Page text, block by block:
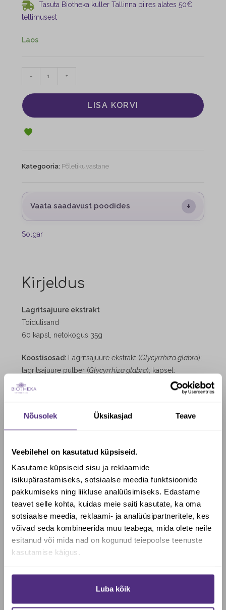
Nõusolek Üksikasjad Teave
Veebilehel on kasutatud küpsiseid.
Kasutame küpsiseid sisu ja reklaamide
isikupärastamiseks, sotsiaalse meedia funktsioonide
pakkumiseks ning liikluse analüüsimiseks. Edastame
teavet selle kohta, kuidas meie saiti kasutate, ka oma
sotsiaalse meedia, reklaami- ja analüüsipartneritele, kes
võivad seda kombineerida muu teabega, mida olete neile
esitanud või mida nad on kogunud teiepoolse teenuste
kasutamise käigus.
Luba kõik
Tasuta Biotheka kuller Tallinna piires alates 50€
tellimusest
Laos
- +
LISA KORVI
Kategooria: Põletikuvastane
Vaata saadavust poodides +
Solgar
Kirjeldus
Lagritsajuure ekstrakt
Toidulisand
60 kapsl, netokogus 35g
Koostisosad: Lagritsajuure ekstrakt (Glycyrrhiza glabra);
lagritsajuure pulber (Glycyrrhiza glabra); kapsel:
hüdroksüpropüülmetüültselluloos; paakumisvastased
ained: rasvhapete magneesiumsoolad; konservandid:
Päevane annus 1 kapsel sisaldab:
mg
Lagritsajuure pulber – 225 mg
Soovituslik päevane kogus: 1- 3 kapslit päevas koos
toiduga.Mitte ületada päevaseks tarbimiseks soovitatavat
kogust!
Mitte kasutada toidulisandit mitmekesise toitumise
asendajana!
kohas.
Raseduse, imetamise, ravimite võtmise või tervisehäirete
korral konsulteerige enne toote kasutamist arstiga.
Soovid saada Biotheka e-poes
allahindlust?
Jah, soovin soodustust